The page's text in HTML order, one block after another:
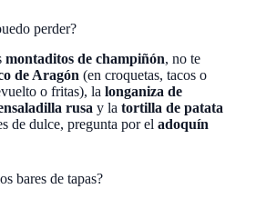
perder?
montaditos de champiñón, no te
de Aragón (en croquetas, tacos o
o fritas), la longaniza de
rusa y la tortilla de patata
de dulce, pregunta por el adoquín
bares de tapas?